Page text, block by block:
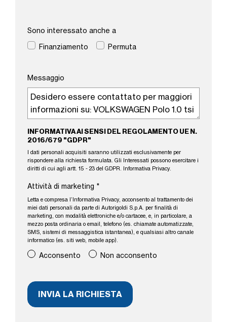
Sono interessato anche a
Finanziamento
Permuta
Messaggio
INFORMATIVA AI SENSI DEL REGOLAMENTO UE N.
2016/679 "GDPR"
I dati personali acquisiti saranno utilizzati esclusivamente per
rispondere alla richiesta formulata. Gli Interessati possono esercitare i
diritti di cui agli artt. 15 - 23 del GDPR.
Informativa Privacy.
Attività di marketing *
Letta e compresa l’ Informativa Privacy, acconsento al trattamento dei
miei dati personali da parte di Autorigoldi S.p.A. per finalità di
marketing, con modalità elettroniche e/o cartacee, e, in particolare, a
mezzo posta ordinaria o email, telefono (es. chiamate automatizzate,
SMS, sistemi di messaggistica istantanea), e qualsiasi altro canale
informatico (es. siti web, mobile app).
Acconsento Non acconsento